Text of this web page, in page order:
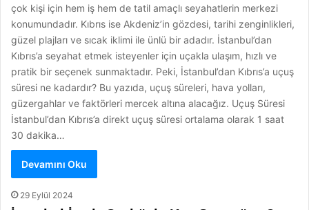
çok kişi için hem iş hem de tatil amaçlı seyahatlerin merkezi
konumundadır. Kıbrıs ise Akdeniz’in gözdesi, tarihi zenginlikleri,
güzel plajları ve sıcak iklimi ile ünlü bir adadır. İstanbul’dan
Kıbrıs’a seyahat etmek isteyenler için uçakla ulaşım, hızlı ve
pratik bir seçenek sunmaktadır. Peki, İstanbul’dan Kıbrıs’a uçuş
süresi ne kadardır? Bu yazıda, uçuş süreleri, hava yolları,
güzergahlar ve faktörleri mercek altına alacağız. Uçuş Süresi
İstanbul’dan Kıbrıs’a direkt uçuş süresi ortalama olarak 1 saat
30 dakika…
Devamını Oku
29 Eylül 2024